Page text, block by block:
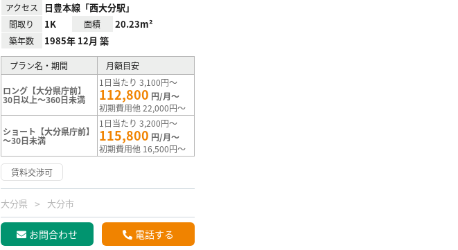
アクセス 日豊本線「西大分駅」
間取り 1K 面積 20.23m²
築年数 1985年 12月 築
プラン名・期間 月額目安
ロング【大分県庁前】
30日以上～360日未満
1日当たり 3,100円～
112,800 円/月～
初期費用他 22,000円～
ショート【大分県庁前】
～30日未満
1日当たり 3,200円～
115,800 円/月～
初期費用他 16,500円～
賃料交渉可
大分県 大分市
お問合わせ 電話する